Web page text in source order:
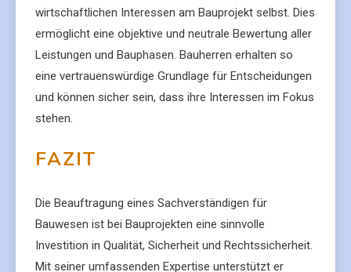
wirtschaftlichen Interessen am Bauprojekt selbst. Dies
ermöglicht eine objektive und neutrale Bewertung aller
Leistungen und Bauphasen. Bauherren erhalten so
eine vertrauenswürdige Grundlage für Entscheidungen
und können sicher sein, dass ihre Interessen im Fokus
stehen.
FAZIT
Die Beauftragung eines Sachverständigen für
Bauwesen ist bei Bauprojekten eine sinnvolle
Investition in Qualität, Sicherheit und Rechtssicherheit.
Mit seiner umfassenden Expertise unterstützt er